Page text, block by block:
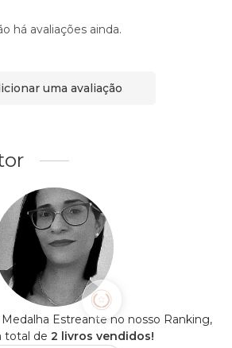
há avaliações ainda.
uma avaliação
Medalha Estreante no nosso Ranking,
total de 2 livros vendidos!